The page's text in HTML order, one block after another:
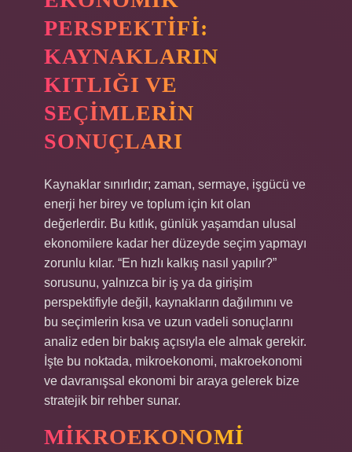
PERSPEKTIFI:
KAYNAKLARIN
KITLIĞI VE
SEÇIMLERIN
SONUÇLARI
Kaynaklar sınırlıdır; zaman, sermaye, işgücü ve
enerji her birey ve toplum için kıt olan
değerlerdir. Bu kıtlık, günlük yaşamdan ulusal
ekonomilere kadar her düzeyde seçim yapmayı
zorunlu kılar. “En hızlı kalkış nasıl yapılır?”
sorusunu, yalnızca bir iş ya da girişim
perspektifiyle değil, kaynakların dağılımını ve
bu seçimlerin kısa ve uzun vadeli sonuçlarını
analiz eden bir bakış açısıyla ele almak gerekir.
İşte bu noktada, mikroekonomi, makroekonomi
ve davranışsal ekonomi bir araya gelerek bize
stratejik bir rehber sunar.
MIKROEKONOMI